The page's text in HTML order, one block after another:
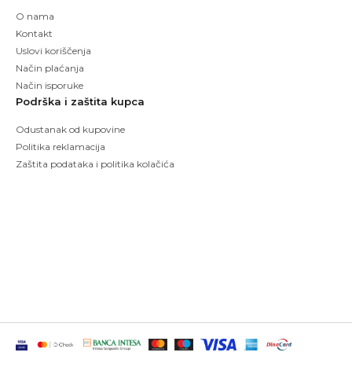
O nama
Kontakt
Uslovi koriščenja
Način plaćanja
Način isporuke
Podrška i zaštita kupca
Odustanak od kupovine
Politika reklamacija
Zaštita podataka i politika kolačića